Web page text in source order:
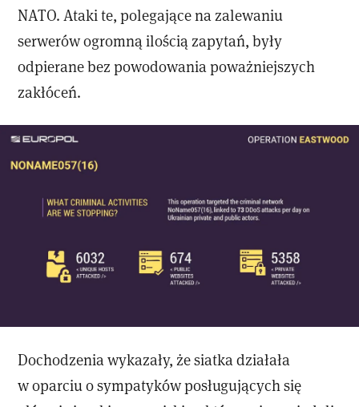
NATO. Ataki te, polegające na zalewaniu
serwerów ogromną ilością zapytań, były
odpierane bez powodowania poważniejszych
zakłóceń.
Dochodzenia wykazały, że siatka działała
w oparciu o sympatyków posługujących się